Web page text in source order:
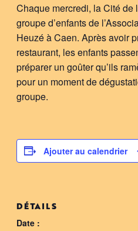
Chaque mercredi, la Cité de
groupe d’enfants de
Heuzé à Caen. Après avoir
restaurant, les enfants
préparer un goûter qu’ils
pour un moment de
groupe.
Ajouter au calendrier
DÉTAILS
Date :